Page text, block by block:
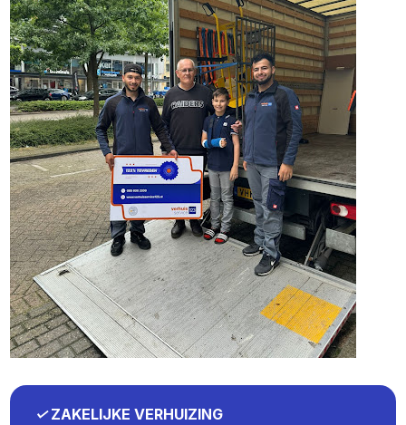
✓ZAKELIJKE VERHUIZING